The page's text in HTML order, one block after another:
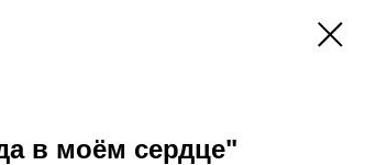
в моём сердце"